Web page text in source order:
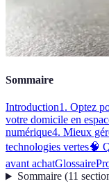
Sommaire
Introduction1. Optez
votre domicile en
numérique4. Mieux
technologies vertes🧠
avant achatGlossaire
Sommaire(11